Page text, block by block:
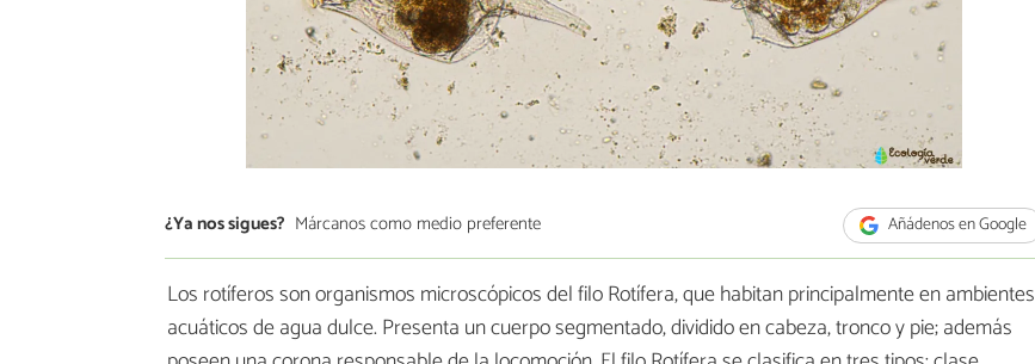
¿Ya nos sigues? Márcanos como medio preferente Añádenos en Google
Los rotíferos son organismos microscópicos del filo Rotífera, que habitan principalmente en ambientes
acuáticos de agua dulce. Presenta un cuerpo segmentado, dividido en cabeza, tronco y pie; además